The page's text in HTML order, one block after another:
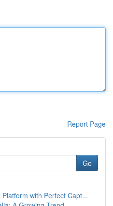
Report Page
Go
with Perfect Capt...